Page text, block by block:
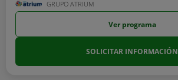
GRUPO ATRIUM
Ver programa
SOLICITAR INFORMACIÓN